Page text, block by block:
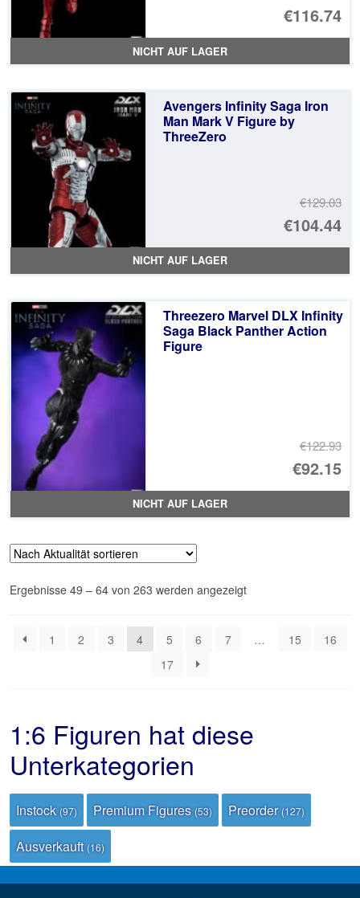
€116.74
NICHT AUF LAGER
Avengers Infinity Saga Iron
Man Mark V Figure by
ThreeZero
€129.03
€104.44
NICHT AUF LAGER
Threezero Marvel DLX Infinity
Saga Black Panther Action
Figure
€122.93
€92.15
NICHT AUF LAGER
Ergebnisse 49 – 64 von 263 werden angezeigtNach
1
2 3 4 5 6 7 … 15
16
17
1:6 Figuren hat diese
Unterkategorien
Instock (97) Premium Figures(53) Preorder(127)
Ausverkauft(16)